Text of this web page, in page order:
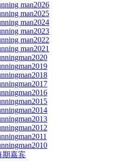
man2026
man2025
man2024
man2023
man2022
man2021
期嘉宾